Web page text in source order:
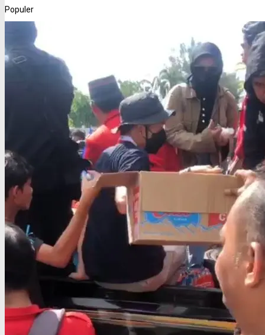
Populer